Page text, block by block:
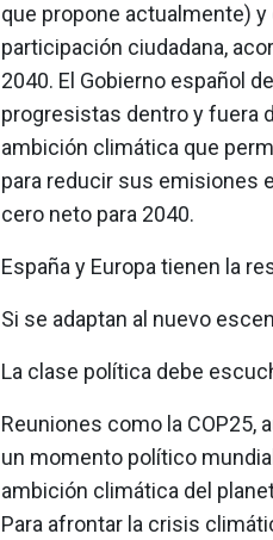
que propone actualmente)
participación ciudadana,
2040. El Gobierno español
progresistas dentro y fuera
ambición climática que
para reducir sus emisiones
cero neto para 2040.
España y Europa tienen la
Si se adaptan al nuevo
La clase política debe
Reuniones como la
un momento político
ambición climática del
Para afrontar la crisis